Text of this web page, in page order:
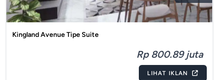
Kingland Avenue Tipe Suite
Rp 800.89 juta
LIHAT IKLAN